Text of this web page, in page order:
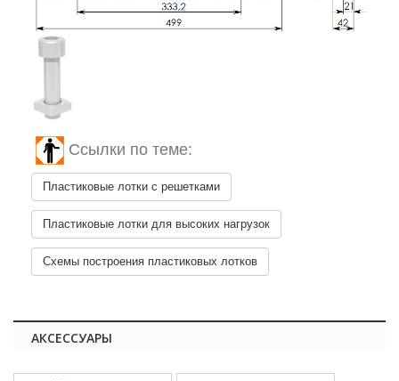
Ссылки по теме:
Пластиковые лотки с решетками
Пластиковые лотки для высоких нагрузок
Схемы построения пластиковых лотков
АКСЕССУАРЫ